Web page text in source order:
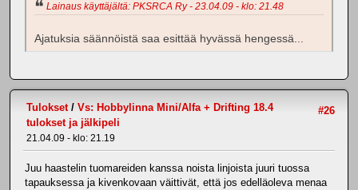
Lainaus käyttäjältä: PKSRCA Ry - 23.04.09 - klo: 21.48
Ajatuksia säännöistä saa esittää hyvässä hengessä...
#26
Tulokset/ Vs: Hobbylinna Mini/Alfa + Drifting 18.4
tulokset ja jälkipeli
21.04.09 - klo: 21.19
Juu haastelin tuomareiden kanssa noista linjoista juuri tuossa
tapauksessa ja kivenkovaan väittivät, että jos edelläoleva menaa